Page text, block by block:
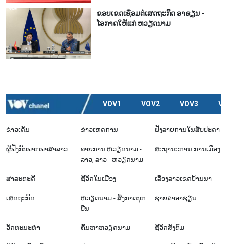
ຂອບເຂດເຊື່ອມຕໍ່ເສດຖະກິດ ອາຊຽນ -
ໂອກາດໃຫ້ແກ່ ຫວຽດນາມ
VOV1 VOV2 VOV3
ຂ່າວເດັ່ນ ຂ່າວເຫດການ ຟັງລາຍການໃນສັບປະດາ
ຜູ້​ຟັງ​ກັບ​ພາກ​ພາ​ສາ​ລາວ
ລາຍ​ການ ຫວຽດນາມ -
ລາວ, ລາວ - ຫວຽດນາມ
ສະຖານະການ ການເມືອງ
ສາລະຄະດີ ຊີ​ວິດ​ໃນ​ເມືອງ ເລື່ອງ​ລາວ​ເ​ຂດ​ບ້ານ​ນາ
ເສດຖະກິດ
ຫວຽດ​ນາມ - ສັງ​ກາດ​ບຸກ​
ບືນ
ຊາຍຄາອາຊຽນ
ວັດທະນະທໍາ ຄົ້ນຫາຫວຽດນາມ ຊີ​ວິດ​ສັງ​ຄົມ